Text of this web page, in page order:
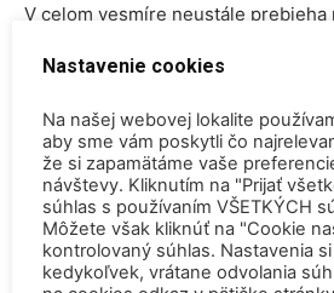
V celom vesmíre neustále prebieha
uvoľňuje žiarenie. A nestabilných
zemskej kôre dostatok na to, aby
všade okolo nás a aj v nás. A k
pridať žiarenie, ktoré k nám
nebolo také jednoduché, tak tu
dokáže rozpad atómov umelo
prostredie, ktoré je žiarenia plné.
Nastavenie cookies
Na našej webovej lokalite
aby sme vám poskytli čo
že si zapamätáme vaše
návštevy. Kliknutím na "Prijať
súhlas s používaním VŠETKÝCH
Môžete však kliknúť na "Cookie
kontrolovaný súhlas. Nastavenia
kedykoľvek, vrátane odvolania